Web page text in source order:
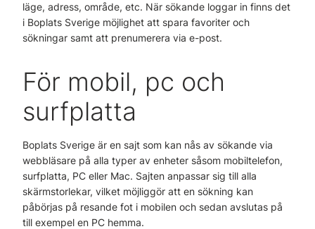
läge, adress, område, etc. När sökande loggar in finns det
i Boplats Sverige möjlighet att spara favoriter och
sökningar samt att prenumerera via e-post.
För mobil, pc och
surfplatta
Boplats Sverige är en sajt som kan nås av sökande via
webbläsare på alla typer av enheter såsom mobiltelefon,
surfplatta, PC eller Mac. Sajten anpassar sig till alla
skärmstorlekar, vilket möjliggör att en sökning kan
påbörjas på resande fot i mobilen och sedan avslutas på
till exempel en PC hemma.